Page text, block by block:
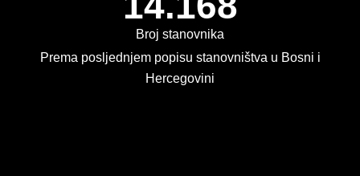
Broj stanovnika
Prema posljednjem popisu stanovništva u Bosni i
Hercegovini